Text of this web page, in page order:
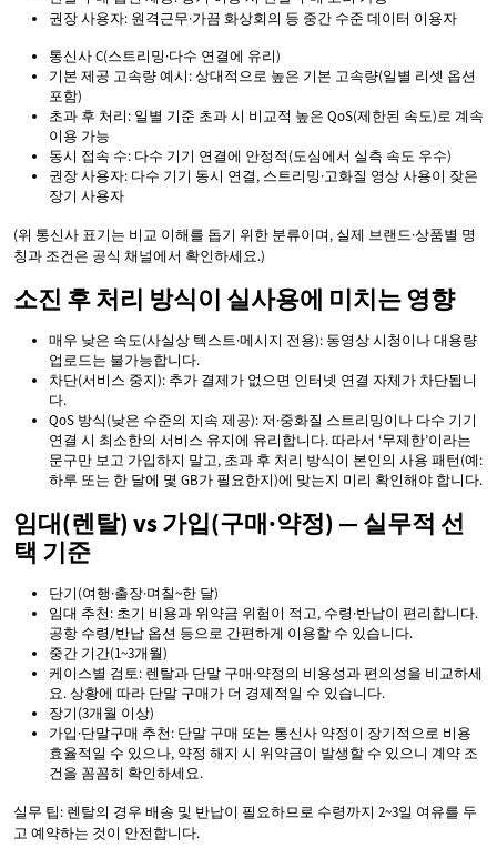
권장 사용자: 원격근무·가끔 화상회의 등 중간 수준 데이터 이용자
통신사 C(스트리밍·다수 연결에 유리)
기본 제공 고속량 예시: 상대적으로 높은 기본 고속량(일별 리셋 옵션
포함)
초과 후 처리: 일별 기준 초과 시 비교적 높은 QoS(제한된 속도)로 계속
이용 가능
동시 접속 수: 다수 기기 연결에 안정적(도심에서 실측 속도 우수)
권장 사용자: 다수 기기 동시 연결, 스트리밍·고화질 영상 사용이 잦은
장기 사용자
(위 통신사 표기는 비교 이해를 돕기 위한 분류이며, 실제 브랜드·상품별 명
칭과 조건은 공식 채널에서 확인하세요.)
소진 후 처리 방식이 실사용에 미치는 영향
매우 낮은 속도(사실상 텍스트·메시지 전용): 동영상 시청이나 대용량
업로드는 불가능합니다.
차단(서비스 중지): 추가 결제가 없으면 인터넷 연결 자체가 차단됩니
다.
QoS 방식(낮은 수준의 지속 제공): 저·중화질 스트리밍이나 다수 기기
연결 시 최소한의 서비스 유지에 유리합니다. 따라서 ‘무제한’이라는
문구만 보고 가입하지 말고, 초과 후 처리 방식이 본인의 사용 패턴(예:
하루 또는 한 달에 몇 GB가 필요한지)에 맞는지 미리 확인해야 합니다.
임대(렌탈) vs 가입(구매·약정) — 실무적 선
택 기준
단기(여행·출장·며칠~한 달)
임대 추천: 초기 비용과 위약금 위험이 적고, 수령·반납이 편리합니다.
공항 수령/반납 옵션 등으로 간편하게 이용할 수 있습니다.
중간 기간(1~3개월)
케이스별 검토: 렌탈과 단말 구매·약정의 비용성과 편의성을 비교하세
요. 상황에 따라 단말 구매가 더 경제적일 수 있습니다.
장기(3개월 이상)
가입·단말구매 추천: 단말 구매 또는 통신사 약정이 장기적으로 비용
효율적일 수 있으나, 약정 해지 시 위약금이 발생할 수 있으니 계약 조
건을 꼼꼼히 확인하세요.
실무 팁: 렌탈의 경우 배송 및 반납이 필요하므로 수령까지 2~3일 여유를 두
고 예약하는 것이 안전합니다.